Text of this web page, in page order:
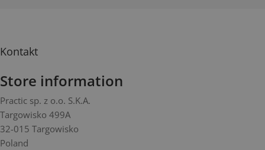
Kontakt
Store information
Practic sp. z o.o. S.K.A.
Targowisko 499A
32-015 Targowisko
Poland